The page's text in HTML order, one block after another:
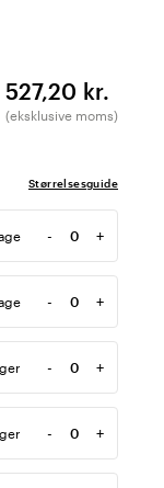
527,20 kr.
(eksklusive moms)
Størrelsesguide
-
Antal
+
-
Antal
+
-
Antal
+
-
Antal
+